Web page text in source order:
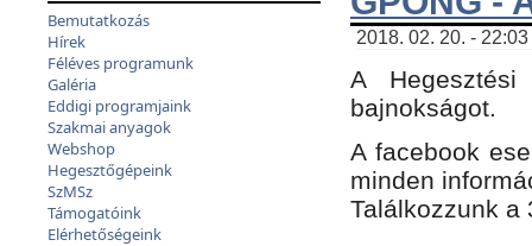
Bemutatkozás
Hírek
Féléves programunk
Galéria
Eddigi programjaink
Szakmai anyagok
Webshop
Hegesztőgépeink
SzMSz
Támogatóink
Elérhetőségeink
2018. 02. 20. -
A
bajnokságot.
A facebook
minden
Találkozzunk a